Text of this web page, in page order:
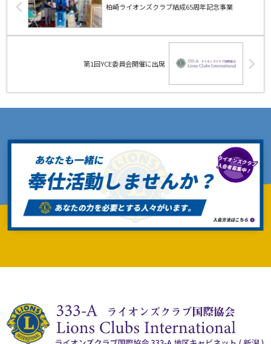
柏崎ライオンズクラブ結成65周年記念事業
第1回YCE委員会開催に出席